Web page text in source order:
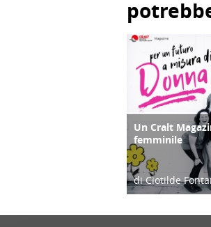
COPERTINA
Un Cralt
femminile
di Clotilde